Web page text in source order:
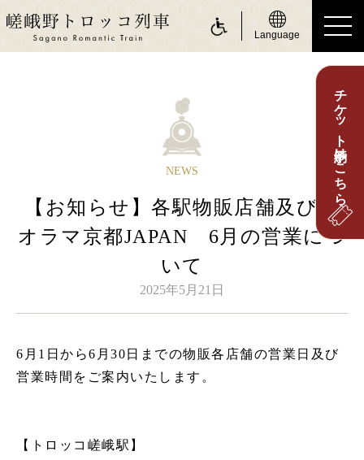
Language
時刻表のご案内
運賃・乗車券のご案内
お身体の不自由なお客さまへ
about Sagano Romantic Train
ツアー紹介
チケット予約はこちら
NEWS
【お知らせ】各駅物販店舗及びジ
オラマ京都JAPAN 6月の営業につ
いて
2025年5月21日
6月1日から6月30日までの物販各店舗の営業日及び
営業時間をご案内いたします。
【トロッコ嵯峨駅】